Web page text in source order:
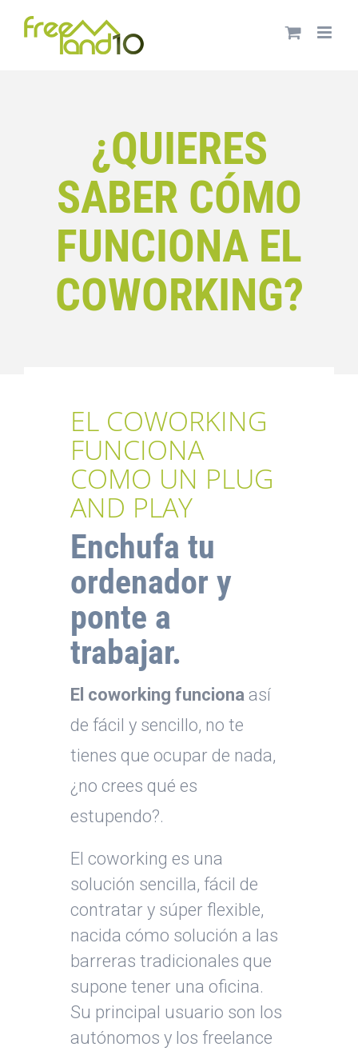
¿QUIERES
SABER CÓMO
FUNCIONA EL
COWORKING?
EL COWORKING
FUNCIONA
COMO UN PLUG
AND PLAY
Enchufa tu
ordenador y
ponte a
trabajar.
El coworking funcionaasí
de fácil y sencillo, no te
tienes que ocupar de nada,
¿no crees qué es
estupendo?.
El coworking es una
solución sencilla, fácil de
contratar y súper flexible,
nacida cómo solución a las
barreras tradicionales que
supone tener una oficina.
Su principal usuario son los
autónomos y los freelance